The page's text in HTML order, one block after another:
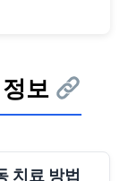
보
치료 방법